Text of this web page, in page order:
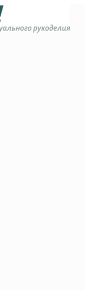
шитье и других видах